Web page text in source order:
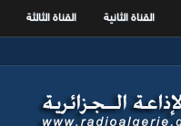
القناة الثانية القناة الثالثة